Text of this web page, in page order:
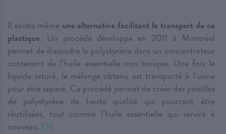
Il existe même une alternative facilitant le transport de ce
plastique. Un procédé développé en 2011 à Montréal
permet de dissoudre le polystyrène dans un concentrateur
contenant de l’huile essentielle non toxique. Une fois le
liquide saturé, le mélange obtenu est transporté à l’usine
pour être séparé. Ce procédé permet de créer des pastilles
de polystyrène de haute qualité qui pourront être
réutilisées, tout comme l’huile essentielle qui servira à
nouveau. [3]